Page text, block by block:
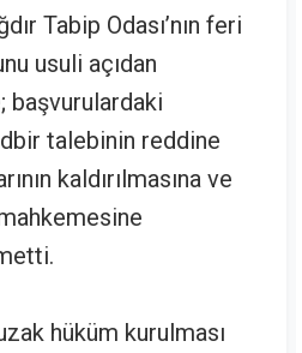
Tabip Odası’nın feri
usuli açıdan
talebinin reddine
kaldırılmasına ve
hüküm kurulması